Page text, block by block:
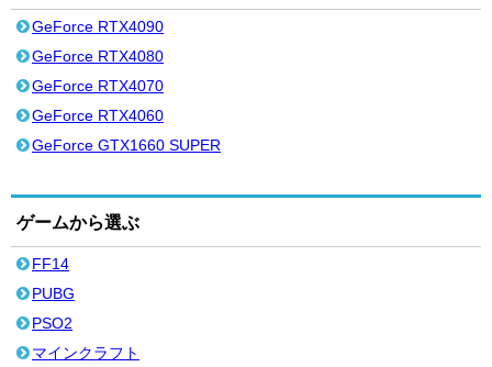
GeForce RTX4090
GeForce RTX4080
GeForce RTX4070
GeForce RTX4060
GeForce GTX1660 SUPER
ゲームから選ぶ
FF14
PUBG
PSO2
マインクラフト